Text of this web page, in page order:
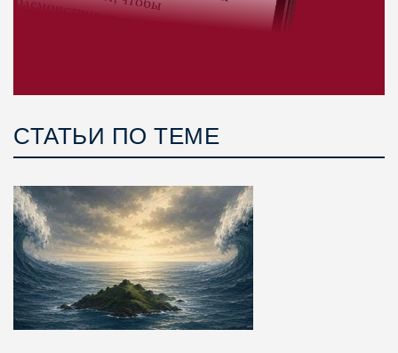
СТАТЬИ ПО ТЕМЕ